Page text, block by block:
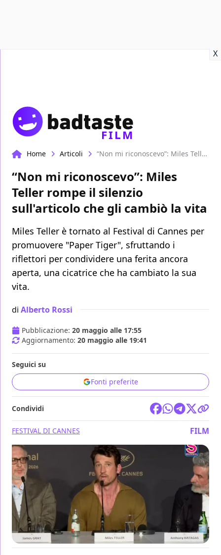
X
FILM
Home Articoli “Non mi riconoscevo”: Miles Teller rompe il silenzio sull'articolo che gli cambiò la vita
“Non mi riconoscevo”: Miles
Teller rompe il silenzio
sull'articolo che gli cambiò la vita
Miles Teller è tornato al Festival di Cannes per
promuovere "Paper Tiger", sfruttando i
riflettori per condividere una ferita ancora
aperta, una cicatrice che ha cambiato la sua
vita.
di Alberto Rossi
Pubblicazione: 20 maggio alle 17:55
Aggiornamento: 20 maggio alle 19:41
Seguici su
Fonti preferite
Condividi
FESTIVAL DI CANNES FILM